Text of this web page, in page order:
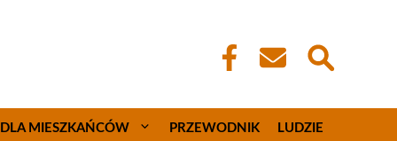
DLA MIESZKAŃCÓW PRZEWODNIK LUDZIE